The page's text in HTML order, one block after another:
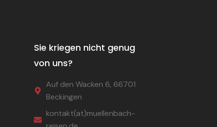
Sie kriegen nicht genug
von uns?
Auf den Wacken 6, 66701
Beckingen
kontakt(at)muellenbach-